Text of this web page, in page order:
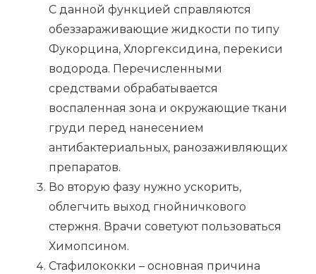
С данной функцией справляются
обеззараживающие жидкости по типу
Фукорцина, Хлоргексидина, перекиси
водорода. Перечисленными
средствами обрабатывается
воспаленная зона и окружающие ткани
груди перед нанесением
антибактериальных, ранозаживляющих
препаратов.
Во вторую фазу нужно ускорить,
облегчить выход гнойничкового
стержня. Врачи советуют пользоваться
Химопсином.
Стафилококки – основная причина